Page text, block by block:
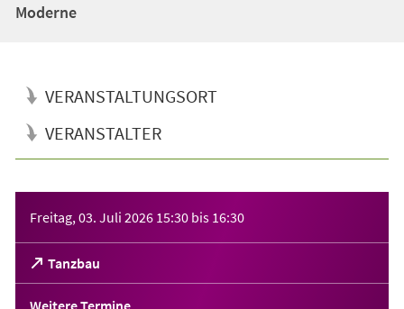
Moderne
VERANSTALTUNGSORT
VERANSTALTER
Freitag, 03. Juli 2026 15:30 bis 16:30
Tanzbau
(Öffnet
in
einem
Weitere Termine